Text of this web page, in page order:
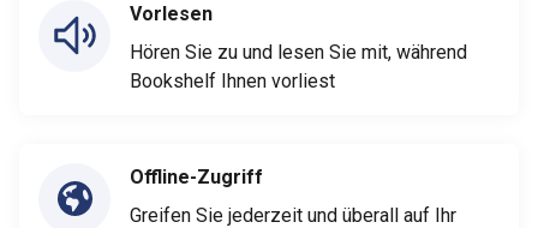
Vorlesen
Hören Sie zu und lesen Sie mit, während
Bookshelf Ihnen vorliest
Offline-Zugriff
Greifen Sie jederzeit und überall auf Ihr